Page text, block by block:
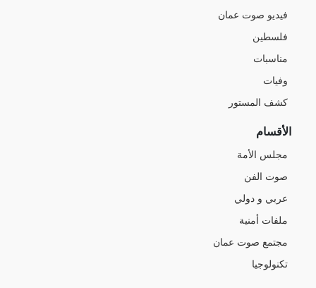
فيديو صوت عمان
فلسطين
مناسبات
وفيات
كشف المستور
الأقسام
مجلس الأمة
صوت الفن
عربي و دولي
ملفات أمنية
مجتمع صوت عمان
تكنولوجيا